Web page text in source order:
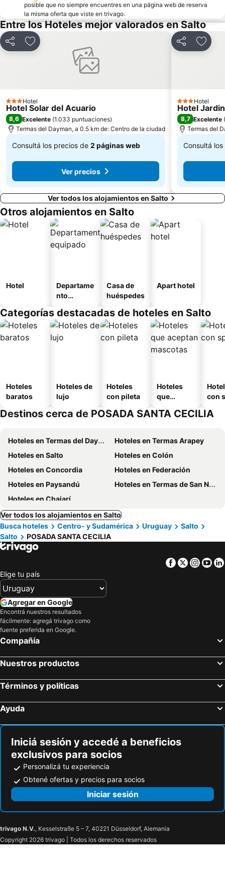
posible que no siempre encuentres en una página web de reserva
la misma oferta que viste en trivago.
Entre los Hoteles mejor valorados en Salto
CompartirAñadir a favoritos
3 Estrellas
Hotel
Hotel Solar del Acuario
8,6 Excelente (1.033 puntuaciones)
Termas del Dayman, a 0.5 km de: Centro de la ciudad
Consultá los precios de 2 páginas web
De
$ 3.477 Ver precios
Compartir
3 Estrellas
Hotel
Hotel
8,7 Excelente (
Termas del
Consultá
De
$ 4.266
Ver todos los alojamientos en Salto
Otros alojamientos en Salto
Hotel
Departame
nto
Casa de
huéspedes
Apart hotel
Categorías destacadas de hoteles en Salto
Hoteles
baratos
Hoteles de
lujo
Hoteles
con pileta
Hoteles
que
mascotas
con
Destinos cerca de POSADA SANTA CECILIA
Hoteles en Termas del Dayman
Hoteles en Termas Arapey
Hoteles en Salto
Hoteles en Colón
Hoteles en Concordia
Hoteles en Federación
Hoteles en Paysandú
Hoteles en Termas de San Nicanor
Hoteles en Chajarí
Ver todos los alojamientos en Salto
Busca hoteles
Centro- y Sudamérica Uruguay
Salto
Salto
POSADA SANTA CECILIA
Facebook
Twitter
Elige tu país
Agregar en Google
Encontrá nuestros resultados
fácilmente: agregá trivago como
fuente preferida en Google.
Compañía
Nuestros productos
Términos y políticas
Ayuda
Iniciá sesión y accedé a beneficios
exclusivos para socios
Personalizá tu experiencia
Obtené ofertas y precios para socios
Iniciar sesión
trivago N.V., Kesselstraße 5 – 7, 40221 Düsseldorf, Alemania
Copyright 2026 trivago | Todos los derechos reservados